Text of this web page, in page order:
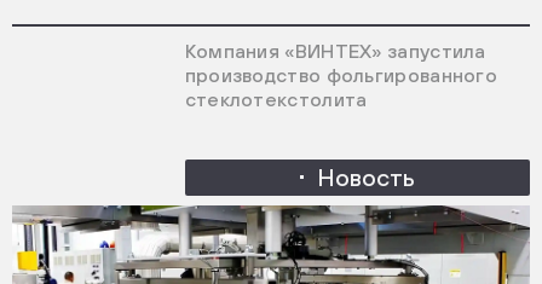
Компания «ВИНТЕХ» запустила
производство фольгированного
стеклотекстолита
Новость